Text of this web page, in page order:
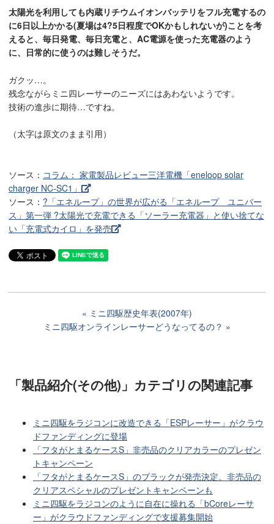
太陽光を利用しても内蔵リチウムイオンバッテリをフル充電するの
に6日以上かかる(夏場は4?5日程度でOKかもしれないが)ことを考
えると、毎日発電、毎日充電と、AC電源を使った充電器のよう
に、日常的に使うのは難しそうだ。
ガクッ…。
残念ながらミニ四レーサーのニーズにはあわないようです。
技術の進歩に期待…ですね。
（太字は原文のまま引用）
ソース： コラム： 家電製品レビュー三洋電機「eneloop solar
charger NC-SC1」
ソース： ?「エネループ」の世界が広がる「エネループ ユニバー
ス」第一弾 ?太陽光で充電できる「ソーラー充電器」と使い捨てな
い「充電式カイロ」を発売
ミニ四駆歴史年表(2007年)
ミニ四駆オンラインレーサーどうなってるの？
「製品紹介(その他)」カテゴリの関連記事
ミニ四駆をラジコンに改造できる「ESPレーサー」がクラウ
ドファンディングに登場
「フタがとまるケースS」非売品のクリアカラーのプレゼン
トキャンペーン
「フタがとまるケースS」のブラックが発売決定。非売品の
クリアスペシャルのプレゼントキャンペーンも
ミニ四駆をラジコンのように自在に操れる「bCoreレーサ
ー」がクラウドファンディングで支援募集開始